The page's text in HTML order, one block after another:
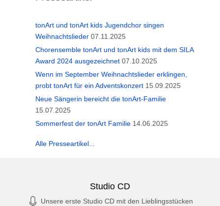
tonArt und tonArt kids Jugendchor singen
Weihnachtslieder 07.11.2025
Chorensemble tonArt und tonArt kids mit dem SILA
Award 2024 ausgezeichnet 07.10.2025
Wenn im September Weihnachtslieder erklingen,
probt tonArt für ein Adventskonzert 15.09.2025
Neue Sängerin bereicht die tonArt-Familie
15.07.2025
Sommerfest der tonArt Familie 14.06.2025
Alle Presseartikel...
Studio CD
Unsere erste Studio CD mit den Lieblingsstücken